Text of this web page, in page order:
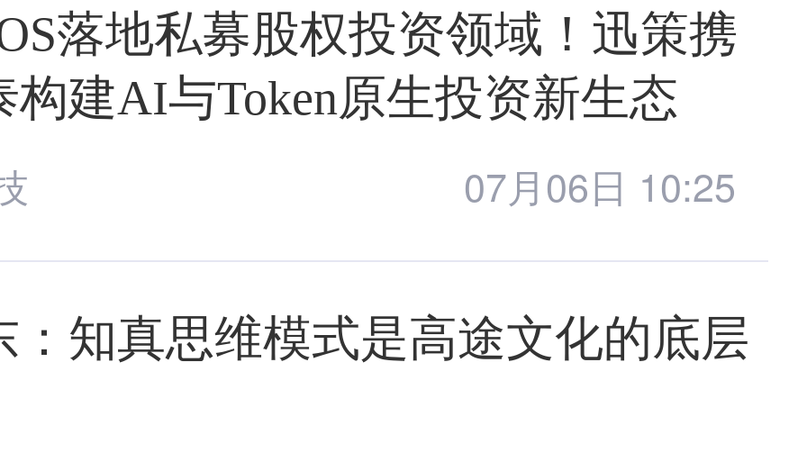
落地私募股权投资领域！迅策携
构建AI与Token原生投资新生态
07月06日 10:25
：知真思维模式是高途文化的底层